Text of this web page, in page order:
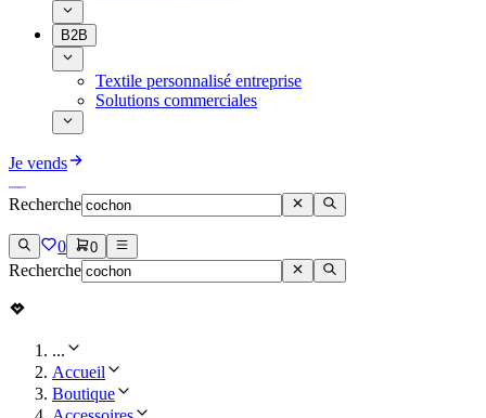
B2B
Textile personnalisé entreprise
Solutions commerciales
Je vends
Recherche
0 0
Recherche
...
Accueil
Boutique